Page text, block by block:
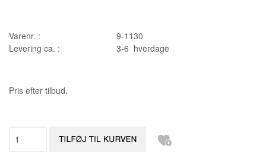
Varenr. :
9-1130
Levering ca. :
3-6 hverdage
Pris efter tilbud.